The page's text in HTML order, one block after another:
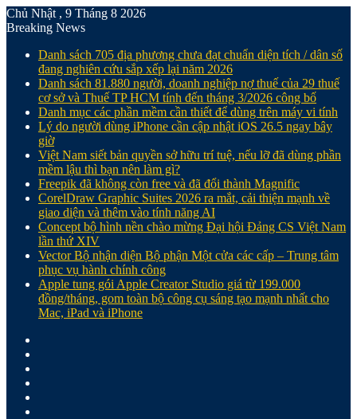
Chủ Nhật , 9 Tháng 8 2026
Breaking News
Danh sách 705 địa phương chưa đạt chuẩn diện tích / dân số
đang nghiên cứu sắp xếp lại năm 2026
Danh sách 81.880‬ người, doanh nghiệp nợ thuế của 29 thuế
cơ sở và Thuế TP HCM tính đến tháng 3/2026 công bố
Danh mục các phần mềm cần thiết để dùng trên máy vi tính
Lý do người dùng iPhone cần cập nhật iOS 26.5 ngay bây
giờ
Việt Nam siết bản quyền sở hữu trí tuệ, nếu lỡ đã dùng phần
mềm lậu thì bạn nên làm gì?
Freepik đã không còn free và đã đổi thành Magnific
CorelDraw Graphic Suites 2026 ra mắt, cải thiện mạnh về
giao diện và thêm vào tính năng AI
Concept bộ hình nền chào mừng Đại hội Đảng CS Việt Nam
lần thứ XIV
Vector Bộ nhận diện Bộ phận Một cửa các cấp – Trung tâm
phục vụ hành chính công
Apple tung gói Apple Creator Studio giá từ 199.000
đồng/tháng, gom toàn bộ công cụ sáng tạo mạnh nhất cho
Mac, iPad và iPhone